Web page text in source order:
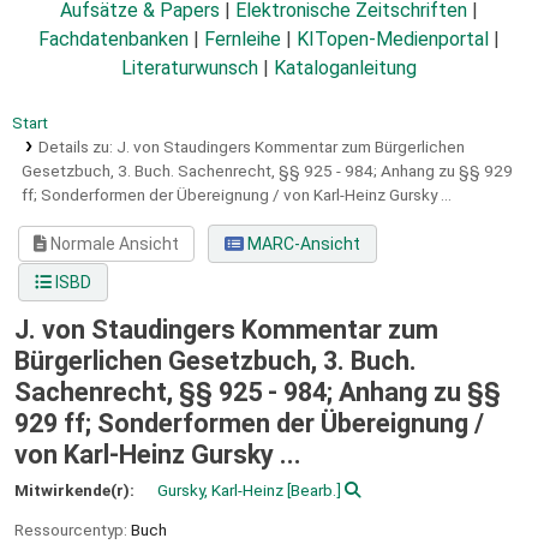
Aufsätze & Papers
Elektronische Zeitschriften
Fachdatenbanken
Fernleihe KITopen-Medienportal
Literaturwunsch
Kataloganleitung
Start
Details zu: J. von Staudingers Kommentar zum Bürgerlichen
Gesetzbuch, 3. Buch. Sachenrecht, §§ 925 - 984; Anhang zu §§ 929
ff; Sonderformen der Übereignung / von Karl-Heinz Gursky ...
Normale Ansicht
MARC-Ansicht
ISBD
J. von Staudingers Kommentar zum
Bürgerlichen Gesetzbuch, 3. Buch.
Sachenrecht, §§ 925 - 984; Anhang zu §§
929 ff; Sonderformen der Übereignung /
von Karl-Heinz Gursky ...
Mitwirkende(r): Gursky, Karl-Heinz [Bearb.]
Ressourcentyp: Buch